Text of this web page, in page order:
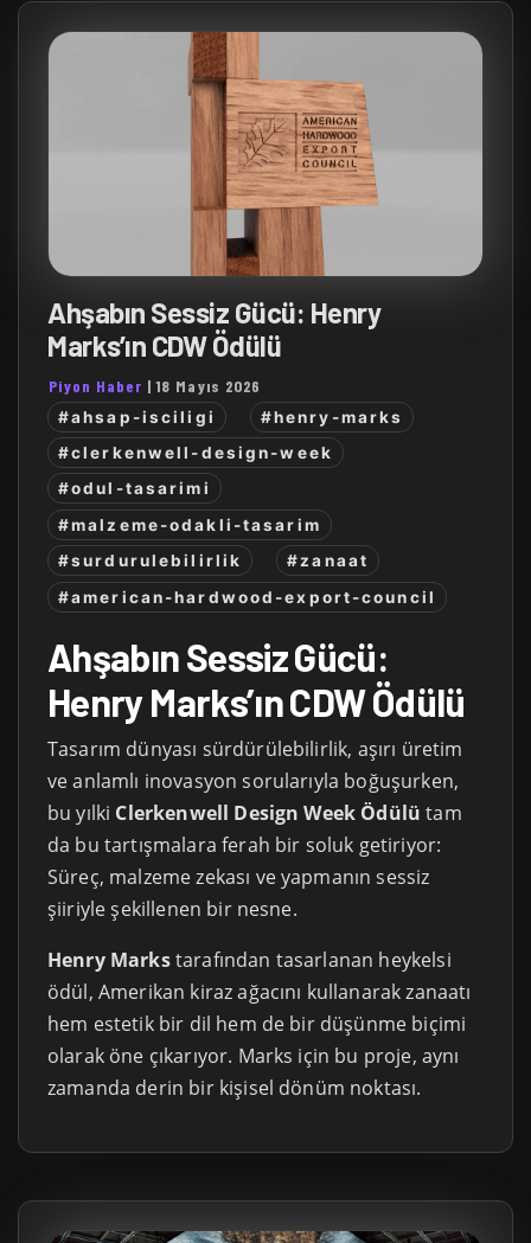
Ahşabın Sessiz Gücü: Henry
Marks’ın CDW Ödülü
Piyon Haber |18 Mayıs 2026
#ahsap-isciligi
#henry-marks
#clerkenwell-design-week
#odul-tasarimi
#malzeme-odakli-tasarim
#surdurulebilirlik
#zanaat
#american-hardwood-export-council
Ahşabın Sessiz Gücü:
Henry Marks’ın CDW Ödülü
Tasarım dünyası sürdürülebilirlik, aşırı üretim
ve anlamlı inovasyon sorularıyla boğuşurken,
bu yılki Clerkenwell Design Week Ödülü tam
da bu tartışmalara ferah bir soluk getiriyor:
Süreç, malzeme zekası ve yapmanın sessiz
şiiriyle şekillenen bir nesne.
Henry Markstarafından tasarlanan heykelsi
ödül, Amerikan kiraz ağacını kullanarak zanaatı
hem estetik bir dil hem de bir düşünme biçimi
olarak öne çıkarıyor. Marks için bu proje, aynı
zamanda derin bir kişisel dönüm noktası.